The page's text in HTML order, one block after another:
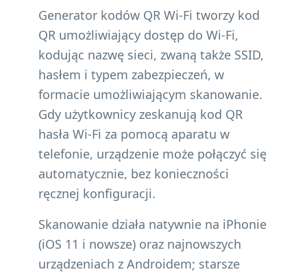
Generator kodów QR Wi-Fi tworzy kod
QR umożliwiający dostęp do Wi-Fi,
kodując nazwę sieci, zwaną także SSID,
hasłem i typem zabezpieczeń, w
formacie umożliwiającym skanowanie.
Gdy użytkownicy zeskanują kod QR
hasła Wi-Fi za pomocą aparatu w
telefonie, urządzenie może połączyć się
automatycznie, bez konieczności
ręcznej konfiguracji.
Skanowanie działa natywnie na iPhonie
(iOS 11 i nowsze) oraz najnowszych
urządzeniach z Androidem; starsze